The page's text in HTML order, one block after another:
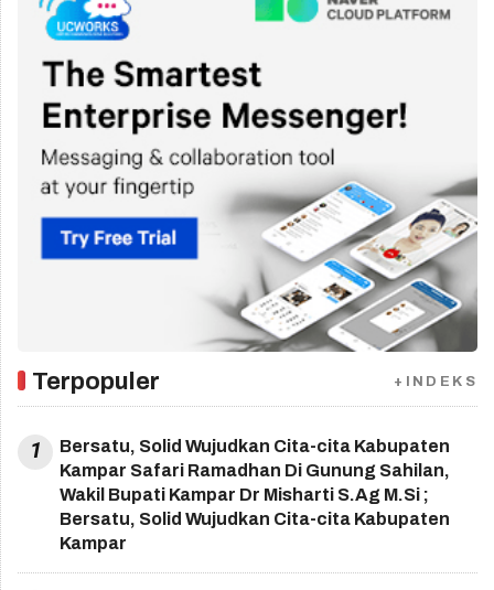
Terpopuler +INDEKS
1
Bersatu, Solid Wujudkan Cita-cita Kabupaten
Kampar Safari Ramadhan Di Gunung Sahilan,
Wakil Bupati Kampar Dr Misharti S.Ag M.Si ;
Bersatu, Solid Wujudkan Cita-cita Kabupaten
Kampar